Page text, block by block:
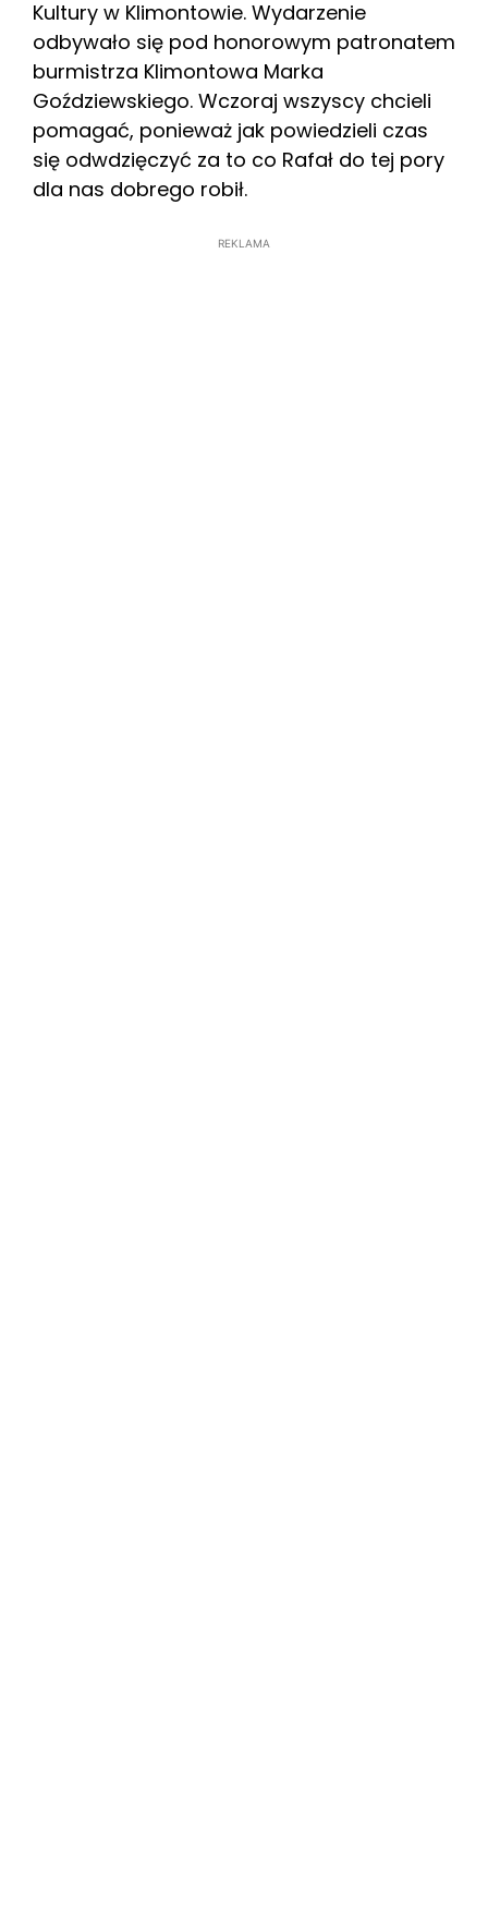
Kultury w Klimontowie. Wydarzenie
odbywało się pod honorowym patronatem
burmistrza Klimontowa Marka
Goździewskiego. Wczoraj wszyscy chcieli
pomagać, ponieważ jak powiedzieli czas
się odwdzięczyć za to co Rafał do tej pory
dla nas dobrego robił.
REKLAMA